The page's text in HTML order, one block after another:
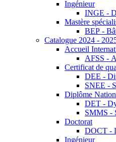
Ingénieur
INGE -
Mastère
BEP -
Catalogue 2024 -
Accueil
AFSS -
Certificat de
DEE -
SNEE -
Diplôme
DET -
SMMS -
Doctorat
DOCT -
Ingénieur